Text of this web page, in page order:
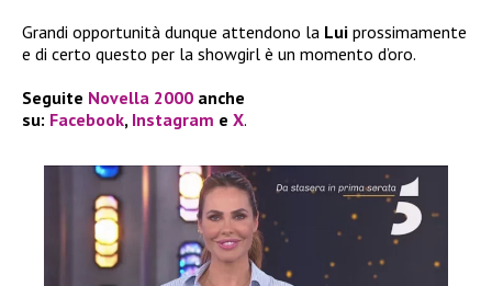
Grandi opportunità dunque attendono la Lui prossimamente
e di certo questo per la showgirl è un momento d’oro.
Seguite Novella 2000 anche
su: Facebook, Instagram e X.